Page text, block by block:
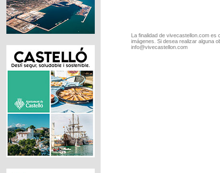
La finalidad de vivecastellon.com
imágenes. Si desea realizar alguna
info@vivecastellon.com